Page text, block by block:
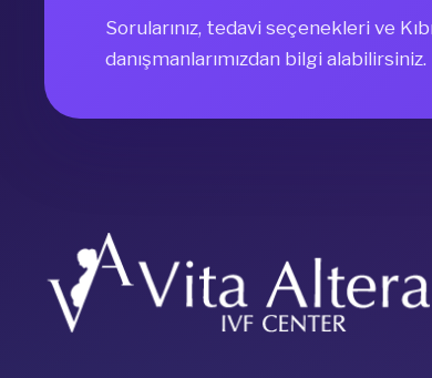
Sorularınız, tedavi seçenekleri ve
danışmanlarımızdan bilgi alabilirsiniz.